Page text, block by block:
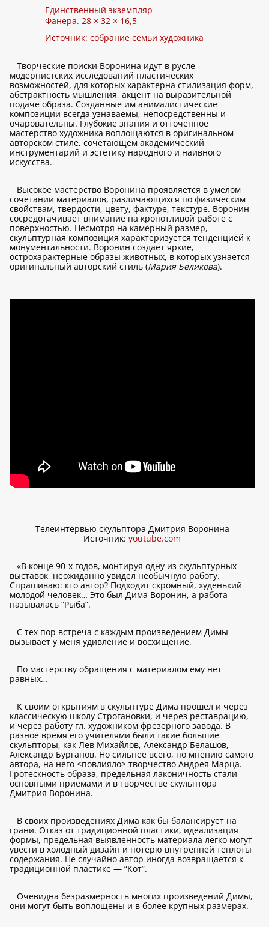
Единственный экземпляр
Фанера. 28 × 32 × 16,5
Источник: собрание семьи художника
Творческие поиски Воронина идут в русле
модернистских исследований пластических
возможностей, для которых характерна стилизация форм,
абстрактность мышления, акцент на выразительной
подаче образа. Созданные им анималистические
композиции всегда узнаваемы, непосредственны и
очаровательны. Глубокие знания и отточенное
мастерство художника воплощаются в оригинальном
авторском стиле, сочетающем академический
инструментарий и эстетику народного и наивного
искусства.
Высокое мастерство Воронина проявляется в умелом
сочетании материалов, различающихся по физическим
свойствам, твердости, цвету, фактуре, текстуре. Воронин
сосредотачивает внимание на кропотливой работе с
поверхностью. Несмотря на камерный размер,
скульптурная композиция характеризуется тенденцией к
монументальности. Воронин создает яркие,
острохарактерные образы животных, в которых узнается
оригинальный авторский стиль (Мария Беликова).
Телеинтервью скульптора Дмитрия Воронина
Источник: youtube.com
«В конце 90-х годов, монтируя одну из скульптурных
выставок, неожиданно увидел необычную работу.
Спрашиваю: кто автор? Подходит скромный, худенький
молодой человек… Это был Дима Воронин, а работа
называлась “Рыба”.
С тех пор встреча с каждым произведением Димы
вызывает у меня удивление и восхищение.
По мастерству обращения с материалом ему нет
равных…
К своим открытиям в скульптуре Дима прошел и через
классическую школу Строгановки, и через реставрацию,
и через работу гл. художником фрезерного завода. В
разное время его учителями были такие большие
скульпторы, как Лев Михайлов, Александр Белашов,
Александр Бурганов. Но сильнее всего, по мнению самого
автора, на него <повлияло> творчество Андрея Марца.
Гротескность образа, предельная лаконичность стали
основными приемами и в творчестве скульптора
Дмитрия Воронина.
В своих произведениях Дима как бы балансирует на
грани. Отказ от традиционной пластики, идеализация
формы, предельная выявленность материала легко могут
увести в холодный дизайн и потерю внутренней теплоты
содержания. Не случайно автор иногда возвращается к
традиционной пластике — “Кот”.
Очевидна безразмерность многих произведений Димы,
они могут быть воплощены и в более крупных размерах.